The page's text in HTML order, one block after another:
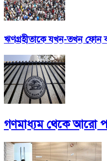
ঋণগ্রহীতাকে যখন-তখন ফোন
গণমাধ্যমথেকে আরো